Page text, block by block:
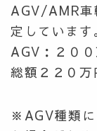
AGV/AMR車
定しています
AGV：２０
総額２２０万
※AGV種類に